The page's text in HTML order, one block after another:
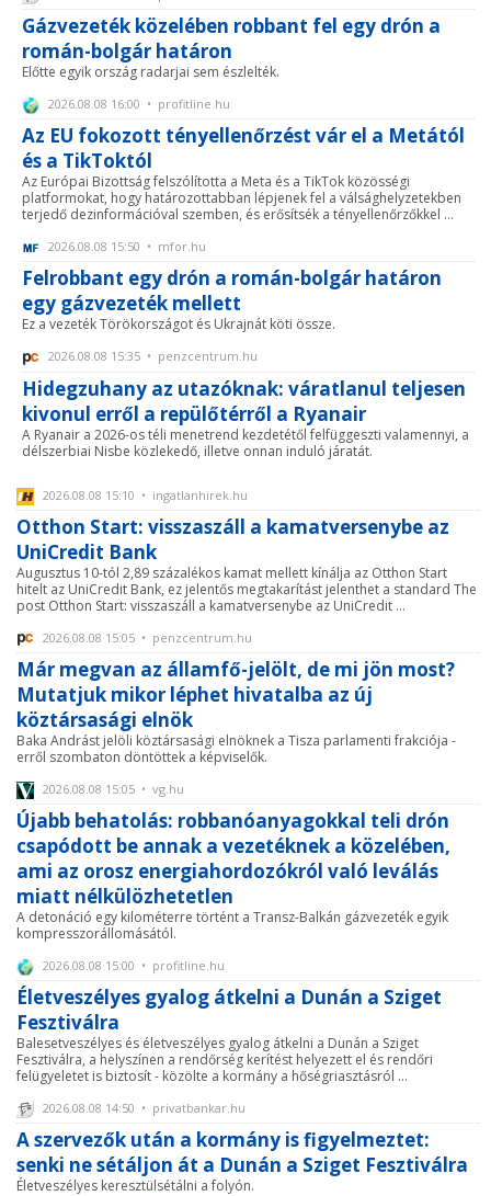
Gázvezeték közelében robbant fel egy drón a
román-bolgár határon
Előtte egyik ország radarjai sem észlelték.
2026.08.08 16:00 • profitline.hu
Az EU fokozott tényellenőrzést vár el a Metától
és a TikToktól
Az Európai Bizottság felszólította a Meta és a TikTok közösségi
platformokat, hogy határozottabban lépjenek fel a válsághelyzetekben
terjedő dezinformációval szemben, és erősítsék a tényellenőrzőkkel ...
2026.08.08 15:50 • mfor.hu
Felrobbant egy drón a román-bolgár határon
egy gázvezeték mellett
Ez a vezeték Törökországot és Ukrajnát köti össze.
2026.08.08 15:35 • penzcentrum.hu
Hidegzuhany az utazóknak: váratlanul teljesen
kivonul erről a repülőtérről a Ryanair
A Ryanair a 2026-os téli menetrend kezdetétől felfüggeszti valamennyi, a
délszerbiai Nisbe közlekedő, illetve onnan induló járatát.
2026.08.08 15:10 • ingatlanhirek.hu
Otthon Start: visszaszáll a kamatversenybe az
UniCredit Bank
Augusztus 10-tól 2,89 százalékos kamat mellett kínálja az Otthon Start
hitelt az UniCredit Bank, ez jelentős megtakarítást jelenthet a standard The
post Otthon Start: visszaszáll a kamatversenybe az UniCredit ...
2026.08.08 15:05 • penzcentrum.hu
Már megvan az államfő-jelölt, de mi jön most?
Mutatjuk mikor léphet hivatalba az új
köztársasági elnök
Baka Andrást jelöli köztársasági elnöknek a Tisza parlamenti frakciója -
erről szombaton döntöttek a képviselők.
2026.08.08 15:05 • vg.hu
Újabb behatolás: robbanóanyagokkal teli drón
csapódott be annak a vezetéknek a közelében,
ami az orosz energiahordozókról való leválás
miatt nélkülözhetetlen
A detonáció egy kilométerre történt a Transz-Balkán gázvezeték egyik
kompresszorállomásától.
2026.08.08 15:00 • profitline.hu
Életveszélyes gyalog átkelni a Dunán a Sziget
Fesztiválra
Balesetveszélyes és életveszélyes gyalog átkelni a Dunán a Sziget
Fesztiválra, a helyszínen a rendőrség kerítést helyezett el és rendőri
felügyeletet is biztosít - közölte a kormány a hőségriasztásról ...
2026.08.08 14:50 • privatbankar.hu
A szervezők után a kormány is figyelmeztet:
senki ne sétáljon át a Dunán a Sziget Fesztiválra
Életveszélyes keresztülsétálni a folyón.